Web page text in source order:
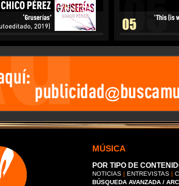
MÚSICA
POR TIPO DE
NOTICIAS | ENTREVISTAS |
BÚSQUEDA AVANZADA /